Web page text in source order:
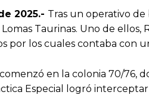
2025.- Tras un operativo
Taurinas. Uno de ellos,
por los cuales contaba con
en la colonia 70/76,
Especial logró